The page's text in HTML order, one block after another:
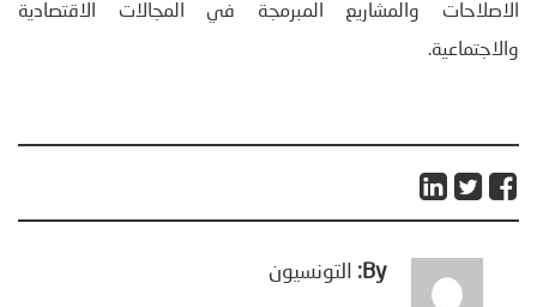
الاصلاحات والمشاريع المبرمجة في المجالات الاقتصادية
والاجتماعية.
By: التونسيون